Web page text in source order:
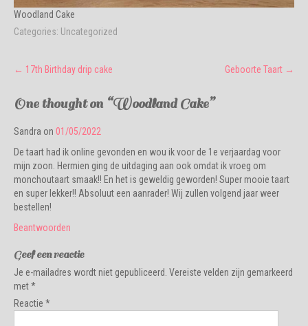
Woodland Cake
Categories: Uncategorized
Post
navigation
← 17th Birthday drip cake Geboorte Taart →
One thought on “Woodland Cake”
Sandra on 01/05/2022
De taart had ik online gevonden en wou ik voor de 1e verjaardag voor
mijn zoon. Hermien ging de uitdaging aan ook omdat ik vroeg om
monchoutaart smaak!! En het is geweldig geworden! Super mooie taart
en super lekker!! Absoluut een aanrader! Wij zullen volgend jaar weer
bestellen!
Beantwoorden
Geef een reactie
Je e-mailadres wordt niet gepubliceerd. Vereiste velden zijn gemarkeerd
met*
Reactie *